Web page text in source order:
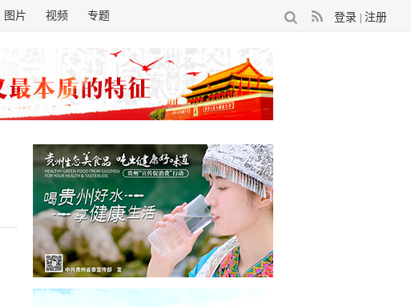
登录 注册
图片 视频 专题